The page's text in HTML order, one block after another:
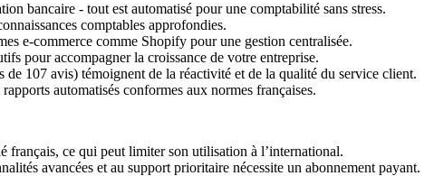
bancaire - tout est automatisé pour une comptabilité sans stress.
comptables approfondies.
e-commerce comme Shopify pour une gestion centralisée.
pour accompagner la croissance de votre entreprise.
107 avis) témoignent de la réactivité et de la qualité du service client.
automatisés conformes aux normes françaises.
français, ce qui peut limiter son utilisation à l’international.
avancées et au support prioritaire nécessite un abonnement payant.